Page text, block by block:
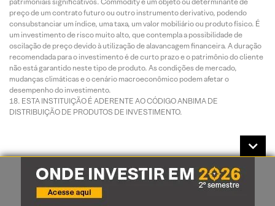
preço de um contrato futuro ou outro instrumento derivativo, podendo
consubstanciar um índice, uma taxa, um valor mobiliário ou produto físico. É
um investimento de risco muito alto, que contempla a possibilidade de
oscilação de preço devido à utilização de alavancagem financeira. A duração
recomendada para o investimento é de curto prazo e o patrimônio do cliente
não está garantido neste tipo de produto. As condições de mercado,
mudanças climáticas e o cenário macroeconômico podem afetar o
desempenho do investimento.
ESTA INSTITUIÇÃO É ADERENTE AO CÓDIGO ANBIMA DE
DISTRIBUIÇÃO DE PRODUTOS DE INVESTIMENTO.
Análises